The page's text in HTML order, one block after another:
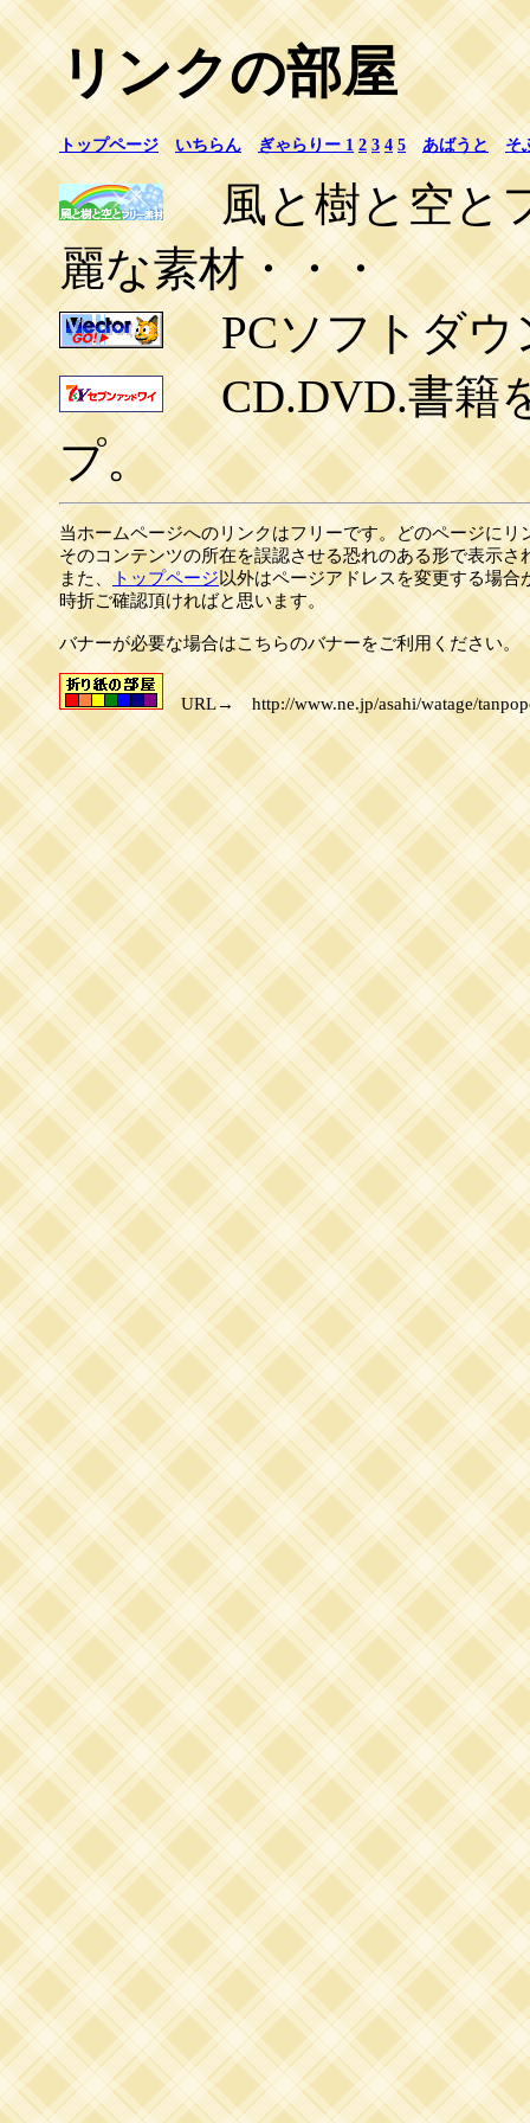
リンクの部屋
トップページ いちらん ぎゃらりー 1 2 3 4 5 あばうと そ
風と樹と空とフ
麗な素材・・・
PCソフトダウ
CD.DVD.書籍
プ。
当ホームページへのリンクはフリーです。どのページにリ
そのコンテンツの所在を誤認させる恐れのある形で表示さ
また、 トップページ以外はページアドレスを変更する場合
時折ご確認頂ければと思います。
バナーが必要な場合はこちらのバナーをご利用ください。
URL→ http://www.ne.jp/asahi/watage/